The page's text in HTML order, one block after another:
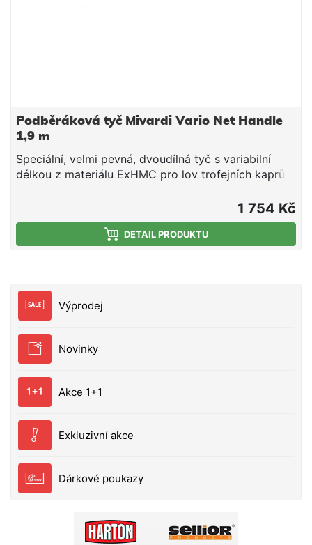
Výprodej
Novinky
Akce 1+1
Exkluzivní akce
Dárkové poukazy
Podběráková tyč Mivardi Vario Net Handle
1,9 m
Speciální, velmi pevná, dvoudílná tyč s variabilní
délkou z materiálu ExHMC pro lov trofejních kaprů.
1 754 Kč
DETAIL PRODUKTU